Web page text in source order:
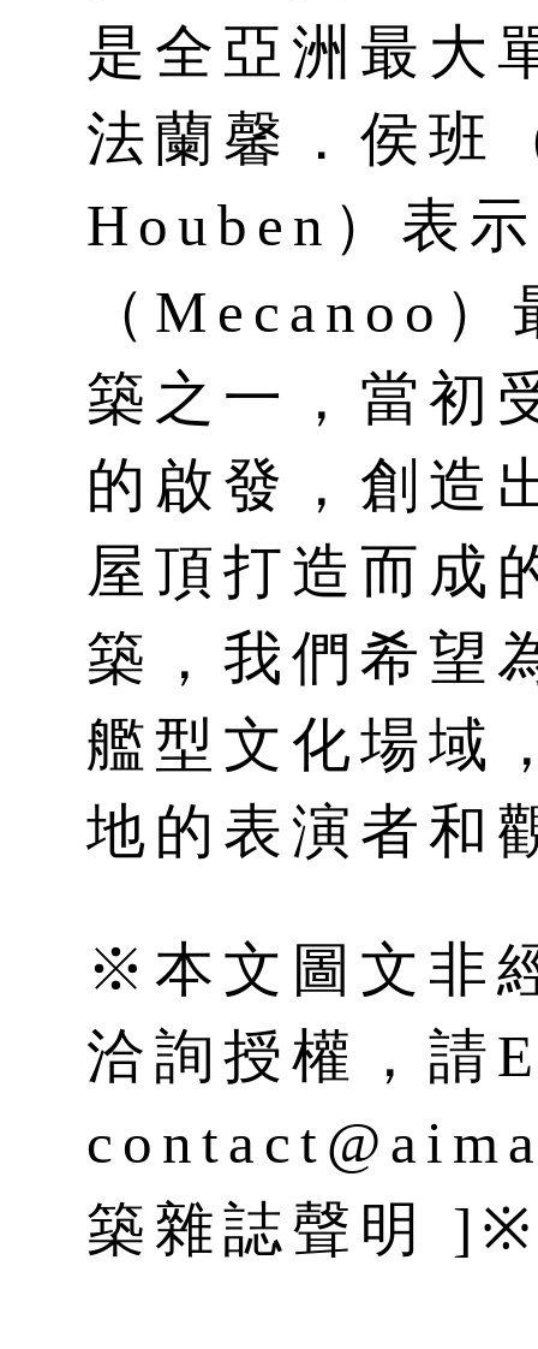
是全亞洲最大
法蘭馨．侯班
Houben）表
（Mecanoo
築之一，當初
的啟發，創造
屋頂打造而成
築，我們希望
艦型文化場域
地的表演者和
※本文圖文非
洽詢授權，請
築雜誌聲明